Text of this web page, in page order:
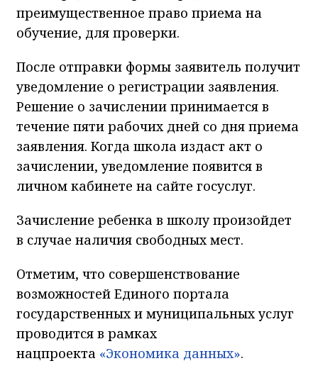
преимущественное право приема на
обучение, для проверки.
После отправки формы заявитель получит
уведомление о регистрации заявления.
Решение о зачислении принимается в
течение пяти рабочих дней со дня приема
заявления. Когда школа издаст акт о
зачислении, уведомление появится в
личном кабинете на сайте госуслуг.
Зачисление ребенка в школу произойдет
в случае наличия свободных мест.
Отметим, что совершенствование
возможностей Единого портала
государственных и муниципальных услуг
проводится в рамках
нацпроекта «Экономика данных».